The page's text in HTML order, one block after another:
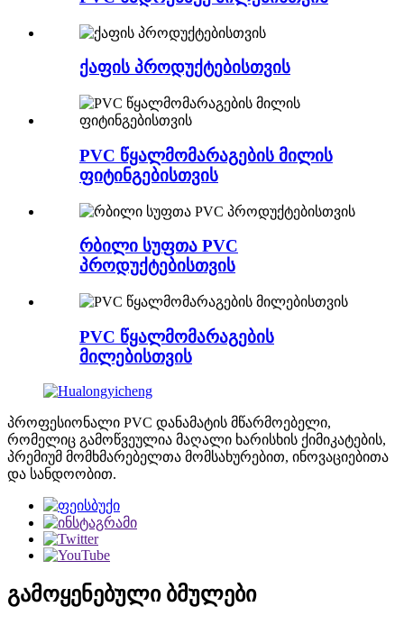
ქაფის პროდუქტებისთვის
PVC წყალმომარაგების მილის
ფიტინგებისთვის
რბილი სუფთა PVC
პროდუქტებისთვის
PVC წყალმომარაგების
მილებისთვის
პროფესიონალი PVC დანამატის მწარმოებელი,
რომელიც გამოწვეულია მაღალი ხარისხის ქიმიკატების,
პრემიუმ მომხმარებელთა მომსახურებით, ინოვაციებითა
და სანდოობით.
გამოყენებული ბმულები